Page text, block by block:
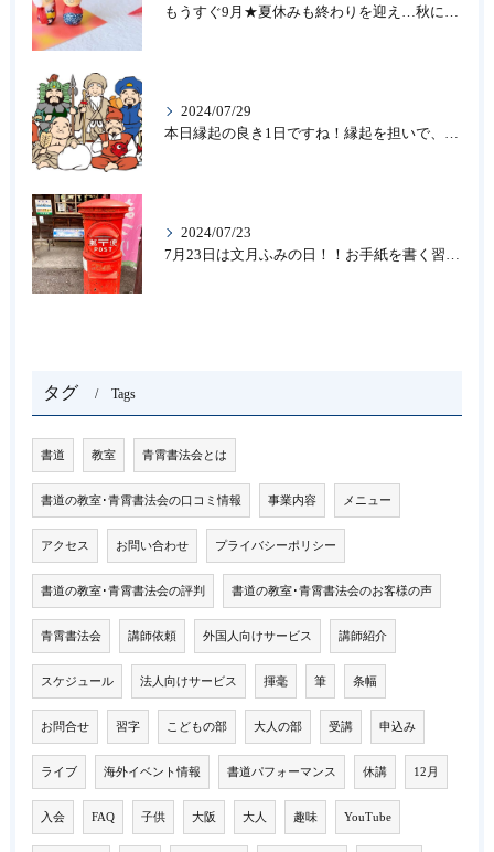
もうすぐ9月★夏休みも終わりを迎え…秋になったら新しいことを始めよう♪大人の趣味に書道なら青霄書法会へ！
2024/07/29
本日縁起の良き1日ですね！縁起を担いで、新しいことをはじめる♪大人の趣味に書道なら「青霄書法会」
2024/07/23
7月23日は文月ふみの日！！お手紙を書く習慣を…★書道のお稽古なら大阪の書道教室「青霄書法会」
タグ Tags
書道 教室 青霄書法会とは
書道の教室･青霄書法会の口コミ情報 事業内容 メニュー
アクセス お問い合わせ プライバシーポリシー
書道の教室･青霄書法会の評判 書道の教室･青霄書法会のお客様の声
青霄書法会 講師依頼 外国人向けサービス 講師紹介
スケジュール 法人向けサービス 揮毫 筆 条幅
お問合せ 習字 こどもの部 大人の部 受講 申込み
ライブ 海外イベント情報 書道パフォーマンス 休講 12月
入会 FAQ 子供 大阪 大人 趣味 YouTube